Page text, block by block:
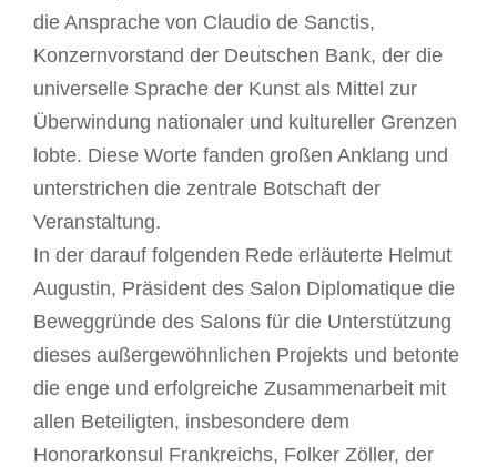
die Ansprache von Claudio de Sanctis,
Konzernvorstand der Deutschen Bank, der die
universelle Sprache der Kunst als Mittel zur
Überwindung nationaler und kultureller Grenzen
lobte. Diese Worte fanden großen Anklang und
unterstrichen die zentrale Botschaft der
Veranstaltung.
In der darauf folgenden Rede erläuterte Helmut
Augustin, Präsident des Salon Diplomatique die
Beweggründe des Salons für die Unterstützung
dieses außergewöhnlichen Projekts und betonte
die enge und erfolgreiche Zusammenarbeit mit
allen Beteiligten, insbesondere dem
Honorarkonsul Frankreichs, Folker Zöller, der